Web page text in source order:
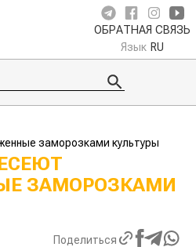
ОБРАТНАЯ СВЯЗЬ
Язык RU
заморозками культуры
ЗАМОРОЗКАМИ
Поделиться